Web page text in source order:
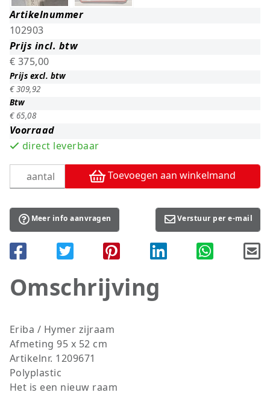
Artikelnummer
102903
Prijs incl. btw
€ 375,00
Prijs excl. btw
€ 309,92
Btw
€ 65,08
Voorraad
direct leverbaar
Toevoegen aan winkelmand
Meer info aanvragen Verstuur per e-mail
Omschrijving
Eriba / Hymer zijraam
Afmeting 95 x 52 cm
Artikelnr. 1209671
Polyplastic
Het is een nieuw raam